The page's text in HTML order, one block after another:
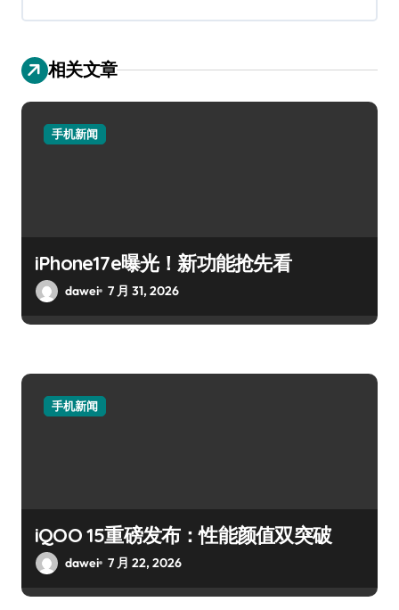
相关文章
手机新闻
iPhone17e曝光！新功能抢先看
dawei 7 月 31, 2026
手机新闻
iQOO 15重磅发布：性能颜值双突破
dawei 7 月 22, 2026